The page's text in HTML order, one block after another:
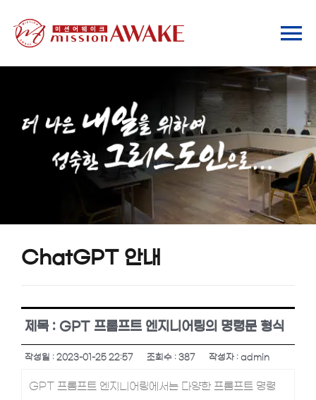
content
사역안내
커뮤니티
ChatGPT 안내
제목 : GPT 프롬프트 엔지니어링의 명령문 형식
작성일 : 2023-01-25 22:57 조회수 : 387 작성자 : admin
GPT 프롬프트 엔지니어링에서는 다양한 프롬프트 명령